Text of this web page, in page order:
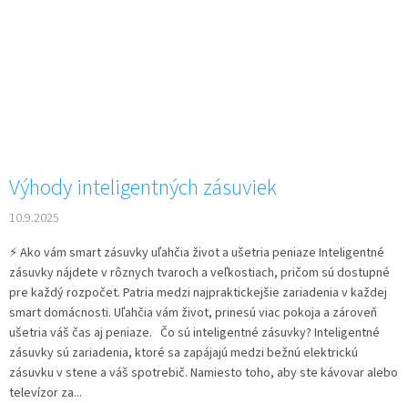
Výhody inteligentných zásuviek
10.9.2025
⚡ Ako vám smart zásuvky uľahčia život a ušetria peniaze Inteligentné
zásuvky nájdete v rôznych tvaroch a veľkostiach, pričom sú dostupné
pre každý rozpočet. Patria medzi najpraktickejšie zariadenia v každej
smart domácnosti. Uľahčia vám život, prinesú viac pokoja a zároveň
ušetria váš čas aj peniaze. Čo sú inteligentné zásuvky? Inteligentné
zásuvky sú zariadenia, ktoré sa zapájajú medzi bežnú elektrickú
zásuvku v stene a váš spotrebič. Namiesto toho, aby ste kávovar alebo
televízor za...